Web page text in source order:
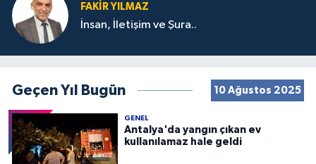
FAKIR YILMAZ
İnsan, İletişim ve Şura..
Geçen Yıl Bugün 10 Ağustos 2025
GENEL
Antalya'da yangın çıkan ev
kullanılamaz hale geldi